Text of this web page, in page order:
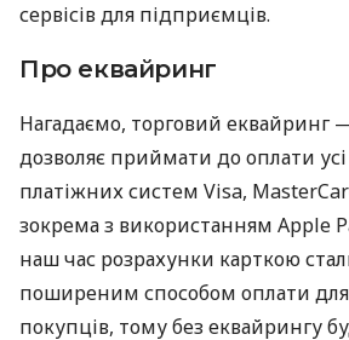
сервісів для підприємців.
Про еквайринг
Нагадаємо, торговий еквайринг
дозволяє приймати до оплати
платіжних систем Visa,
зокрема з використанням Apple
наш час розрахунки карткою
поширеним способом оплати для
покупців, тому без еквайрингу